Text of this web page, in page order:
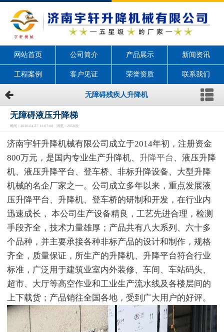
网站首页 公司简介 产品展示 新闻资讯
工程案例 客户见证 荣誉资质 联系我们
无障碍残疾人升降机
无障碍液压升降梯
时间：2020-04-27 11:07:08 浏览：2650次
济南宇轩升降机械有限公司成立于2014年初，注册资金
800万元，是国内专业生产升降机、 升降平台 、液压升降
机、液压升降平台、登车桥、非标升降设备、大型升降
机械的名企厂家之一。公司成立多年以来，重点发展液
压升降平台、升降机、登车桥的研制和开发，在行业内
迅速成长， 本公司生产设备精良，工艺先进合理，检测
手段齐全，技术力量雄厚；产品共有八大系列、六十多
个品种，并主要承接各种非标产品的设计和制作，规格
齐全，质量保证，所生产的升降机、升降平台符合行业
标准，广泛用于建筑业室内外装修、车间、车站码头、
超市、大厅等高空作业和工业生产流水线及各楼层间的
上下载货；产品销往全国各地，受到广大用户的好评。